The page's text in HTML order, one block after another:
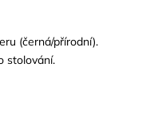
(černá/přírodní).
stolování.